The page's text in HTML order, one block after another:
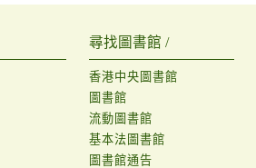
尋找圖書館 /
香港中央圖書館
圖書館
流動圖書館
基本法圖書館
圖書館通告